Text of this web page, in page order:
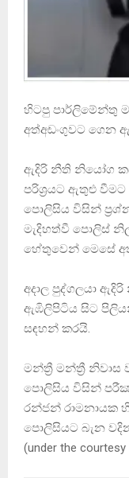
හිටපු පාර්ලිමේන්තු
අත්අඩංගුවට ගෙන
ඇදිරි නීති නියෝග
පරිශ්‍රයට ඇතුළු
පොලිසිය විසින්
මැදිහත්වී පොලිස්
හේතුවෙන් මෙසේ
අදාල පුද්ගලයා
ඇඹිලිපිටිය සිට
සඳහන් කරයි.
මන්ත්‍රී මන්ත්‍රී
පොලිසිය විසින්
රන්ජන් රාමනායක
පොලිසියට බැන
(under the